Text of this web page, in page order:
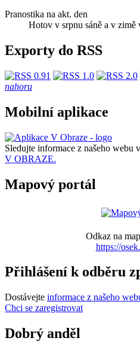
Pranostika na akt. den
Hotov v srpnu sáně a v zimě
Exporty do RSS
nahoru
Mobilní aplikace
Sledujte informace z našeho webu v
V OBRAZE.
Mapový portál
Odkaz na
https://
Přihlášení k odběru
Dostávejte informace z našeho
Chci se zaregistrovat
Dobrý anděl